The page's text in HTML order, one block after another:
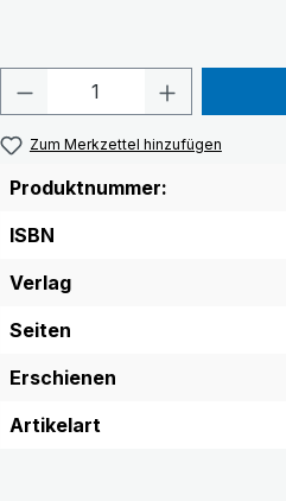
Produkt Anzahl:
Zum Merkzettel hinzufügen
Produktnummer:
ISBN
Verlag
Seiten
Erschienen
Artikelart